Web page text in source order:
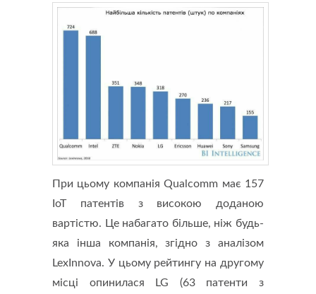
При цьому компанія Qualcomm має 157
IoT патентів з високою доданою
вартістю. Це набагато більше, ніж будь-
яка інша компанія, згідно з аналізом
LexInnova. У цьому рейтингу на другому
місці опинилася LG (63 патенти з